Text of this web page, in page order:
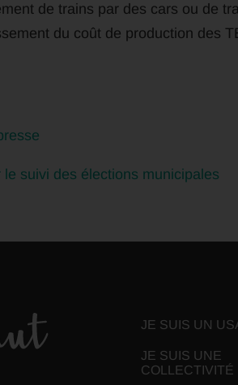
de trains par des cars ou de
du coût de production des
le suivi des élections municipales
JE SUIS UN
JE SUIS UNE
COLLECTIVITÉ